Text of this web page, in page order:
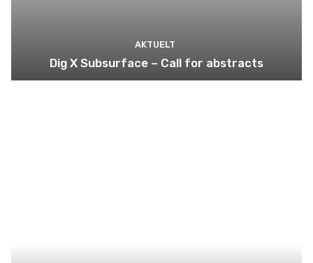
AKTUELT
Dig X Subsurface – Call for abstracts